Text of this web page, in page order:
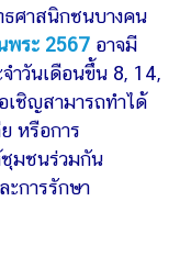
ศาสนิกชนบางคน
พระ 2567 อาจมี
ำวันเดือนขึ้น 8, 14,
เชิญสามารถทำได้
หรือการ
มชนร่วมกัน
ะการรักษา